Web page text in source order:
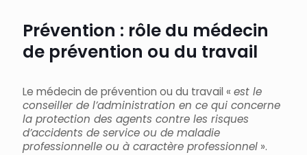
Prévention : rôle du médecin
de prévention ou du travail
Le médecin de prévention ou du travail « est le
conseiller de l’administration en ce qui concerne
la protection des agents contre les risques
d’accidents de service ou de maladie
professionnelle ou à caractère professionnel ».